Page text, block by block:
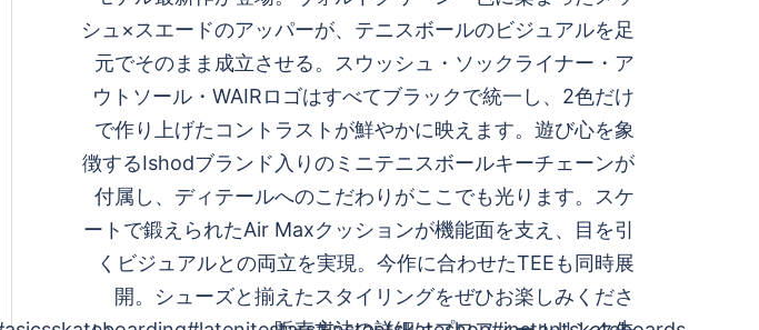
シュ×スエードのアッパーが、テニスボールのビジュアルを足
元でそのまま成立させる。スウッシュ・ソックライナー・ア
ウトソール・WAIRロゴはすべてブラックで統一し、2色だけ
で作り上げたコントラストが鮮やかに映えます。遊び心を象
徴するIshodブランド入りのミニテニスボールキーチェーンが
付属し、ディテールへのこだわりがここでも光ります。スケ
ートで鍛えられたAir Maxクッションが機能面を支え、目を引
くビジュアルとの両立を実現。今作に合わせたTEEも同時展
開。シューズと揃えたスタイリングをぜひお楽しみくださ